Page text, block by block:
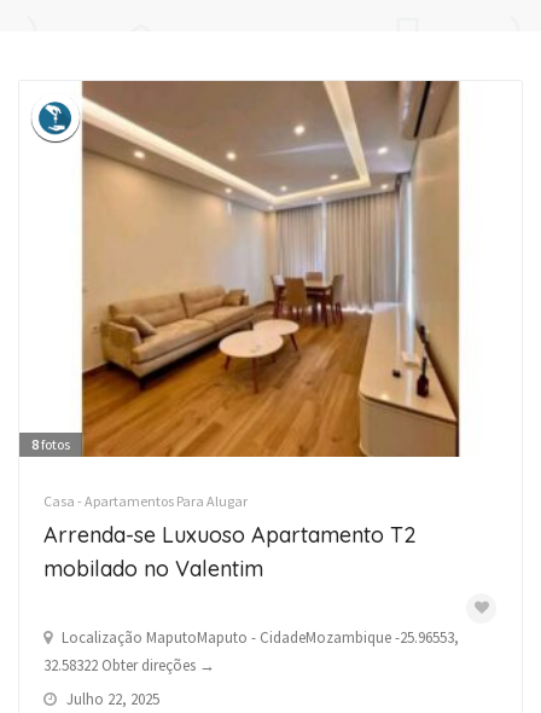
8fotos
Casa - Apartamentos Para Alugar
Arrenda-se Luxuoso Apartamento T2
mobilado no Valentim
Localização MaputoMaputo - CidadeMozambique -25.96553,
32.58322 Obter direções →
Julho 22, 2025